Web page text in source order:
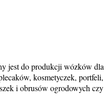
jest do produkcji wózków dla
kosmetyczek, portfeli,
i obrusów ogrodowych czy